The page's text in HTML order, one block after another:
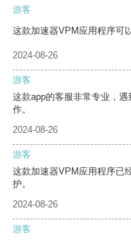
游客
这款加速器VPM应用程序可
2024-08-26
游客
这款app的客服非常专业，
作。
2024-08-26
游客
这款加速器VPM应用程序已
护。
2024-08-26
游客